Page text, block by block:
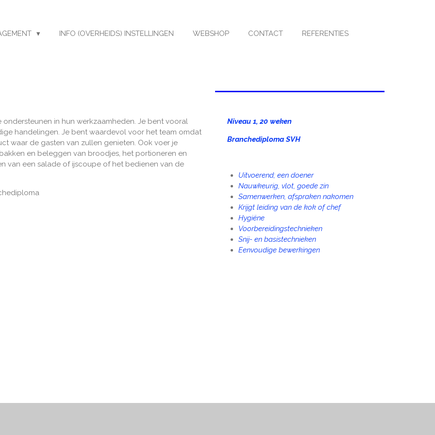
INFO (OVERHEIDS) INSTELLINGEN WEBSHOP CONTACT
REFERENTIES
in hun werkzaamheden. Je bent vooral
handelingen. Je bent waardevol voor het team omdat
waar de gasten van zullen genieten. Ook voer je
en beleggen van broodjes, het portioneren en
van een salade of ijscoupe of het bedienen van de
Niveau 1, 20 weken
Branchediploma SVH
Uitvoerend; een doener
Nauwkeurig, vlot, goede zin
Samenwerken, afspraken nakomen
Krijgt leiding van de kok of chef
Hygiëne
Voorbereidingstechnieken
Snij- en basistechnieken
Eenvoudige bewerkingen